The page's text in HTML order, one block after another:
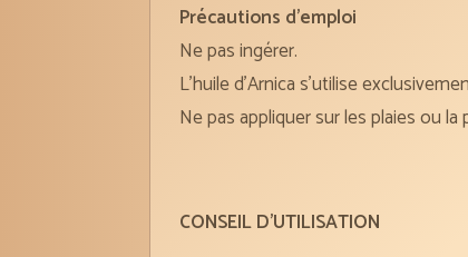
Précautions d’emploi
Ne pas ingérer.
L’huile d’Arnica s’utilise
Ne pas appliquer sur les plaies ou
CONSEIL D’UTILISATION